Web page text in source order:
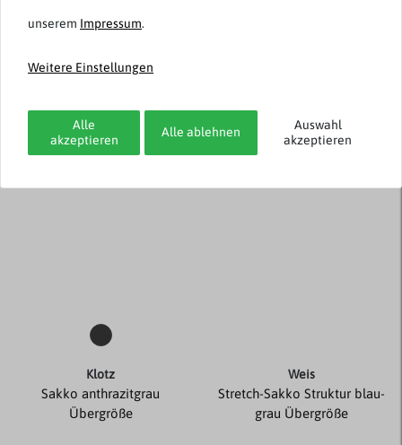
Anzughose Per XXL
ab 134,95 € *
Klotz
Sakko anthrazitgrau
Übergröße
Weis
Stretch-Sakko Struktur blau-
grau Übergröße
unserem Impressum.
Weitere Einstellungen
Alle
akzeptieren
Alle ablehnen
Auswahl
akzeptieren